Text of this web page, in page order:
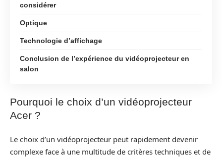
considérer
Optique
Technologie d’affichage
Conclusion de l’expérience du vidéoprojecteur en
salon
Pourquoi le choix d’un vidéoprojecteur
Acer ?
Le choix d’un vidéoprojecteur peut rapidement devenir
complexe face à une multitude de critères techniques et de